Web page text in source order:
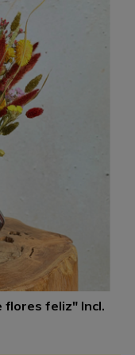
flores feliz" Incl.